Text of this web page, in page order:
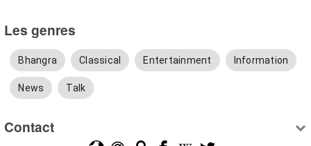
Les genres
Bhangra Classical Entertainment Information
News Talk
Contact